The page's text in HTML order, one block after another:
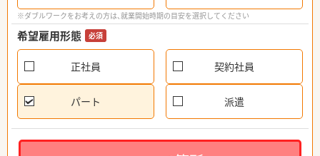
※ダブルワークをお考えの方は、就業開始時期の目安を選択してください
希望雇用形態 必須
正社員 契約社員
パート 派遣